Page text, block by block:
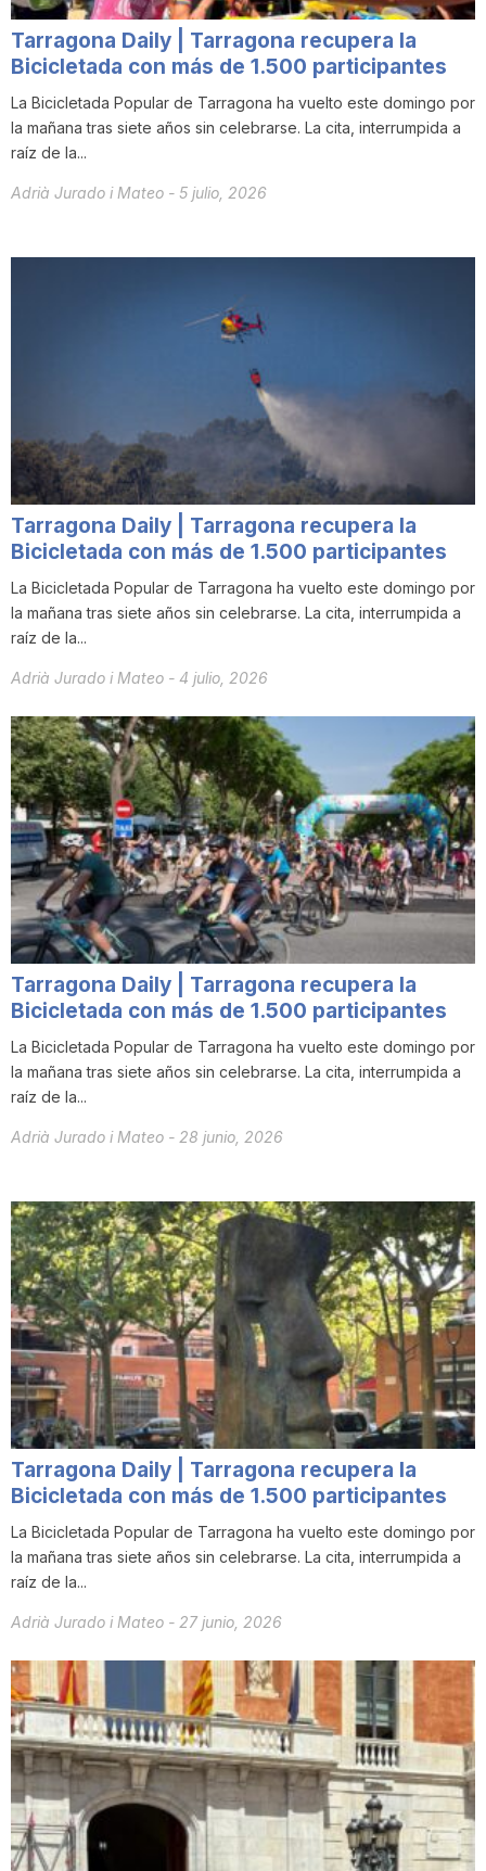
a
r
n
a
Tarragona Daily | Tarragona recupera la
Bicicletada con más de 1.500 participantes
La Bicicletada Popular de Tarragona ha vuelto este domingo por
la mañana tras siete años sin celebrarse. La cita, interrumpida a
raíz de la...
Adrià Jurado i Mateo - 5 julio, 2026
Tarragona Daily | Tarragona recupera la
Bicicletada con más de 1.500 participantes
La Bicicletada Popular de Tarragona ha vuelto este domingo por
la mañana tras siete años sin celebrarse. La cita, interrumpida a
raíz de la...
Adrià Jurado i Mateo - 4 julio, 2026
Tarragona Daily | Tarragona recupera la
Bicicletada con más de 1.500 participantes
La Bicicletada Popular de Tarragona ha vuelto este domingo por
la mañana tras siete años sin celebrarse. La cita, interrumpida a
raíz de la...
Adrià Jurado i Mateo - 28 junio, 2026
Tarragona Daily | Tarragona recupera la
Bicicletada con más de 1.500 participantes
La Bicicletada Popular de Tarragona ha vuelto este domingo por
la mañana tras siete años sin celebrarse. La cita, interrumpida a
raíz de la...
Adrià Jurado i Mateo - 27 junio, 2026